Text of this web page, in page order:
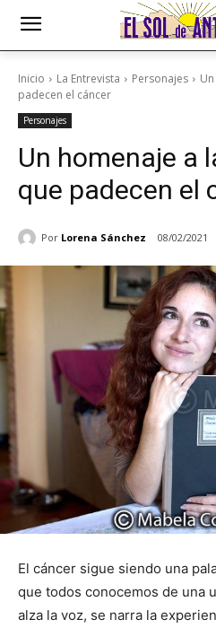
Inicio La Entrevista Personajes
padecen el cáncer
Personajes
Un homenaje a
que padecen el
Por Lorena Sánchez 08/02/2021
El cáncer sigue siendo una
que todos conocemos de una
alza la voz, se narra la